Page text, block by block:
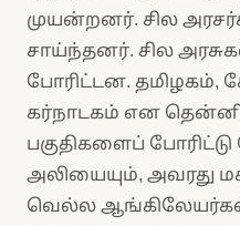
முயன்றனர். சில
சாய்ந்தனர். சில
போரிட்டன. தமிழகம்,
கர்நாடகம் என
பகுதிகளைப்
அலியையும், அவரது
வெல்ல